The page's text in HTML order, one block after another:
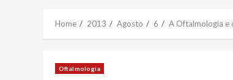
Home 2013 Agosto 6 A Oftalmologia e
Oftalmologia